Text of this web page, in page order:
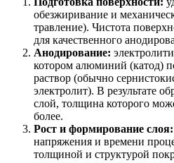
обезжиривание и
травление). Чистота
для качественного
Анодирование:
котором алюминий (катод)
раствор (обычно
электролит). В результате
слой, толщина которого
более.
Рост и формирование слоя:
напряжения и времени
толщиной и структурой